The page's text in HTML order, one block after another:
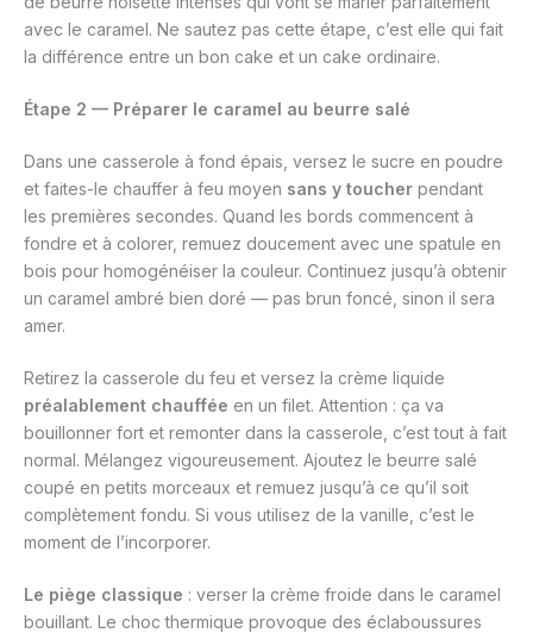
avec le caramel. Ne sautez pas cette étape, c’est elle qui fait
la différence entre un bon cake et un cake ordinaire.
Étape 2 — Préparer le caramel au beurre salé
Dans une casserole à fond épais, versez le sucre en poudre
et faites-le chauffer à feu moyen sans y toucher pendant
les premières secondes. Quand les bords commencent à
fondre et à colorer, remuez doucement avec une spatule en
bois pour homogénéiser la couleur. Continuez jusqu’à obtenir
un caramel ambré bien doré — pas brun foncé, sinon il sera
amer.
Retirez la casserole du feu et versez la crème liquide
préalablement chauffée en un filet. Attention : ça va
bouillonner fort et remonter dans la casserole, c’est tout à fait
normal. Mélangez vigoureusement. Ajoutez le beurre salé
coupé en petits morceaux et remuez jusqu’à ce qu’il soit
complètement fondu. Si vous utilisez de la vanille, c’est le
moment de l’incorporer.
Le piège classique : verser la crème froide dans le caramel
bouillant. Le choc thermique provoque des éclaboussures